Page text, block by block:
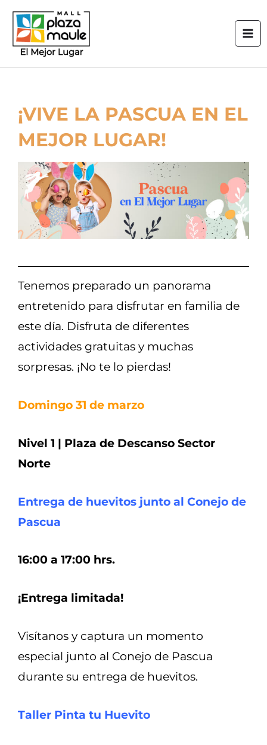
contenido
¡VIVE LA PASCUA EN EL
MEJOR LUGAR!
Tenemos preparado un panorama
entretenido para disfrutar en familia de
este día. Disfruta de diferentes
actividades gratuitas y muchas
sorpresas. ¡No te lo pierdas!
Domingo 31 de marzo
Nivel 1 | Plaza de Descanso Sector
Norte
Entrega de huevitos junto al Conejo de
Pascua
16:00 a 17:00 hrs.
¡Entrega limitada!
Visítanos y captura un momento
especial junto al Conejo de Pascua
durante su entrega de huevitos.
Taller Pinta tu Huevito